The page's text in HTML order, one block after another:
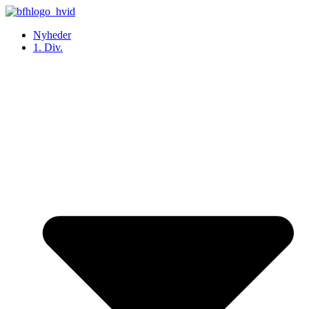
Videre
indholdNyheder
1. Div.